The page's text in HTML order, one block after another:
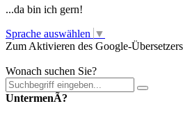
...da bin ich gern!
Sprache auswählen ▼
Zum Aktivieren des Google-
Wonach suchen Sie?
UntermenÃ?